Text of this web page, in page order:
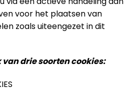
voor het plaatsen van
zoals uiteengezet in dit
drie soorten cookies: